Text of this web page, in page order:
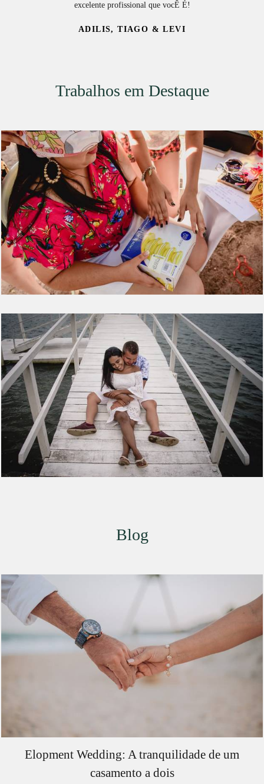
excelente profissional que vocÊ É!
ADILIS, TIAGO & LEVI
Trabalhos em Destaque
4283 51
4192 36
Blog
Elopment Wedding: A tranquilidade de um
casamento a dois